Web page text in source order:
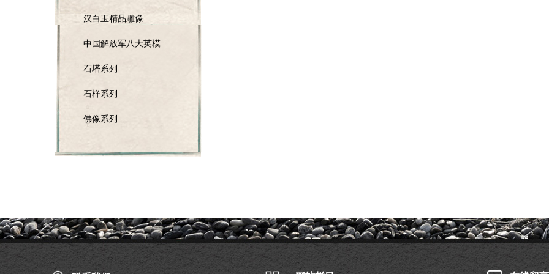
汉白玉精品雕像
中国解放军八大英模
石塔系列
石样系列
佛像系列